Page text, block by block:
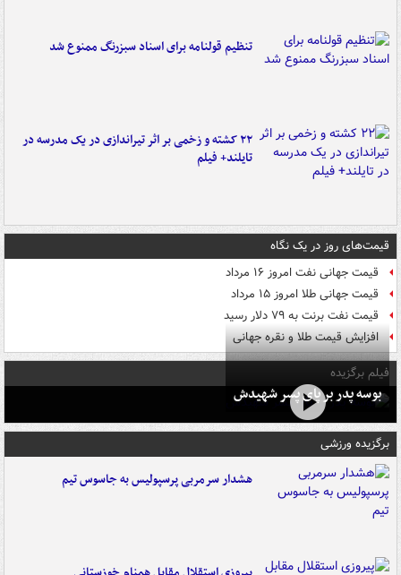
تنظیم قولنامه برای اسناد سبزرنگ ممنوع شد
۲۲ کشته و زخمی بر اثر تیراندازی در یک مدرسه در
تایلند+ فیلم
قیمت‌های روز در یک نگاه
قیمت جهانی نفت امروز ۱۶ مرداد
قیمت جهانی طلا امروز ۱۵ مرداد
قیمت نفت برنت به ۷۹ دلار رسید
افزایش قیمت طلا و نقره جهانی
فیلم برگزیده
بوسه‌ پدر بر پای پسر شهیدش
برگزیده ورزشی
هشدار سرمربی پرسپولیس به جاسوس تیم